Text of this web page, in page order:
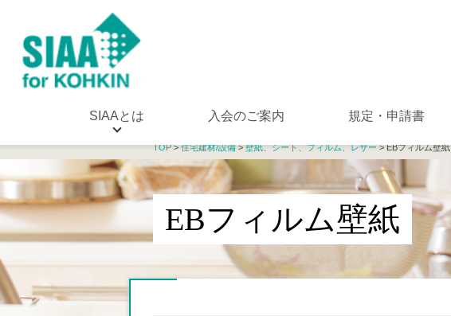
SIAAとは 入会のご案内 規定・申請書
TOP>住宅建材/設備>壁紙、シート、フィルム、レザー> EBフィルム壁紙
EBフィルム壁紙